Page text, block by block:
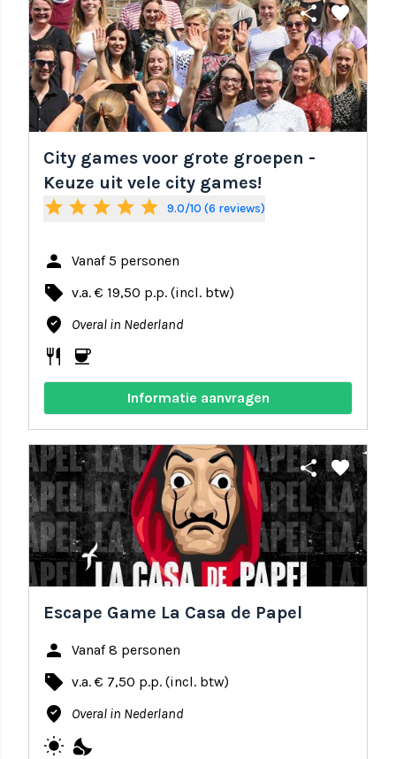
share favorite
City games voor grote groepen -
Keuze uit vele city games!
star star star star star 9.0/10 (6 reviews)
person Vanaf 5 personen
local_offer v.a. € 19,50 p.p. (incl. btw)
where_to_vote Overal in Nederland
restaurant coffee
Informatie aanvragen
share favorite
Escape Game La Casa de Papel
person Vanaf 8 personen
local_offer v.a. € 7,50 p.p. (incl. btw)
where_to_vote Overal in Nederland
wb_sunny nights_stay